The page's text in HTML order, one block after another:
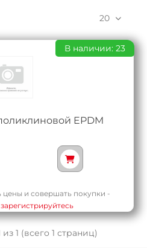
20
EPDM
В наличии: 23
цены и совершать покупки -
1 (всего 1 страниц)